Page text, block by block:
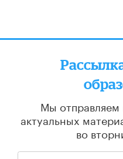
Мы
актуальных
во